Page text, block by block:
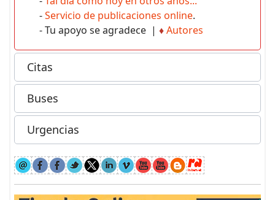
-Servicio de publicaciones online.
- Tu apoyo se agradece | ♦Autores
Citas
Buses
Urgencias